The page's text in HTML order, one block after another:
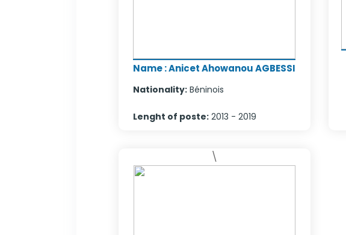
Name:Anicet Ahowanou AGBESSI
Nationality: Béninois
Lenght of poste: 2013 - 2019
\